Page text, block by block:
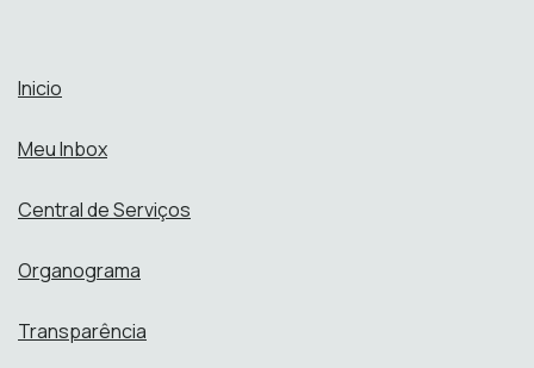
Inicio
Meu Inbox
Central de Serviços
Organograma
Transparência